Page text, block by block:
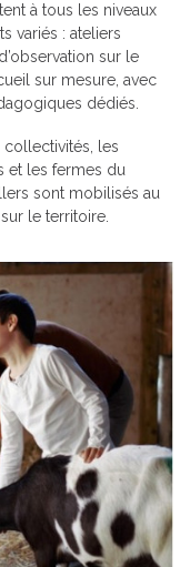
à tous les niveaux
variés : ateliers
sur le
sur mesure, avec
dédiés.
collectivités, les
et les fermes du
sont mobilisés au
le territoire.